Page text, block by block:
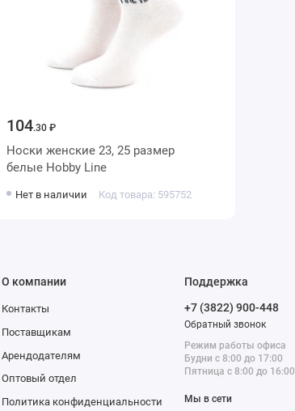
104.30 ₽
Носки женские 23, 25 размер
белые Hobby Line
Нет в наличии Код товара: 595752
О компании
Контакты
Поставщикам
Арендодателям
Оптовый отдел
Политика конфиденциальности
Поддержка
+7 (3822) 900-448
Обратный звонок
Режим работы офиса
Будни с 8:00 до 17:00
Пятница с 8:00 до 16:00
Мы в сети